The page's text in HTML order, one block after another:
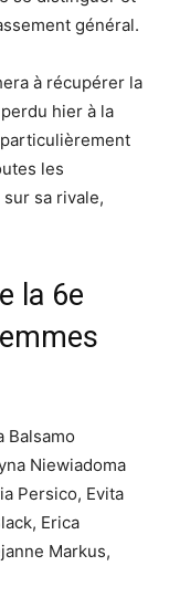
général.
à récupérer la
hier à la
les
sa rivale,
la 6e
Balsamo
Niewiadoma
Persico, Evita
Erica
Markus,